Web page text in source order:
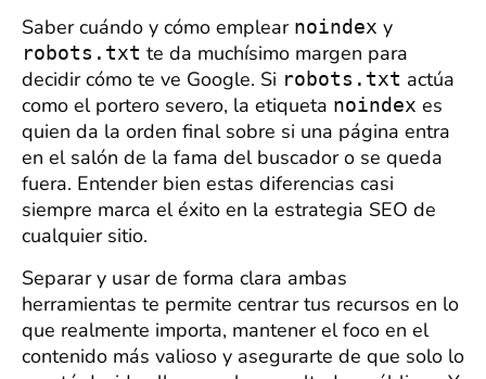
Saber cuándo y cómo emplear noindex y
robots.txt te da muchísimo margen para
decidir cómo te ve Google. Si robots.txt actúa
como el portero severo, la etiqueta noindex es
quien da la orden final sobre si una página entra
en el salón de la fama del buscador o se queda
fuera. Entender bien estas diferencias casi
siempre marca el éxito en la estrategia SEO de
cualquier sitio.
Separar y usar de forma clara ambas
herramientas te permite centrar tus recursos en lo
que realmente importa, mantener el foco en el
contenido más valioso y asegurarte de que solo lo